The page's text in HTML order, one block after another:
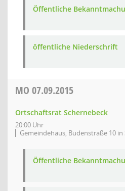
Öffentliche
öffentliche Niederschrift
MO 07.09.2015
Ortschaftsrat Schernebeck
20:00 Uhr
Gemeindehaus, Budenstraße 10 in
Öffentliche